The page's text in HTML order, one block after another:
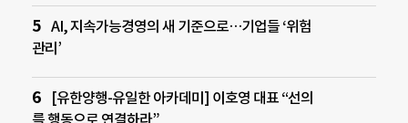
AI, 지속가능경영의 새 기준으로…기업들 ‘위험
관리’
[유한양행-유일한 아카데미] 이호영 대표 “선의
를 행동으로 연결하라”